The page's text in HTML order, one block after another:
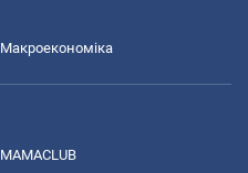
Макроекономіка
MAMACLUB